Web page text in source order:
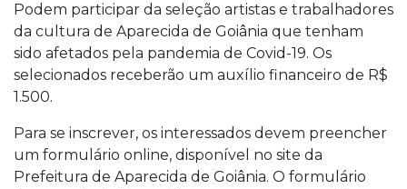
Podem participar da seleção artistas e trabalhadores
da cultura de Aparecida de Goiânia que tenham
sido afetados pela pandemia de Covid-19. Os
selecionados receberão um auxílio financeiro de R$
1.500.
Para se inscrever, os interessados devem preencher
um formulário online, disponível no site da
Prefeitura de Aparecida de Goiânia. O formulário